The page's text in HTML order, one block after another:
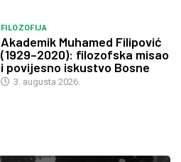
FILOZOFIJA
Akademik Muhamed Filipović
(1929–2020): filozofska misao
i povijesno iskustvo Bosne
3. augusta 2026.